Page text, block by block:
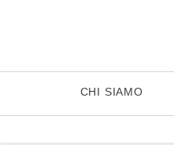
CHI SIAMO